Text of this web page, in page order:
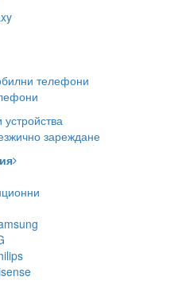
телефони
зареждане